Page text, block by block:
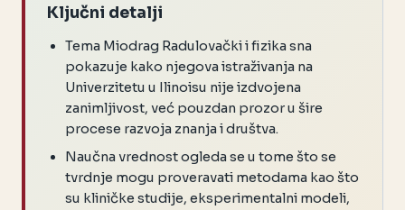
Ključni detalji
Tema Miodrag Radulovački i fizika sna
pokazuje kako njegova istraživanja na
Univerzitetu u Ilinoisu nije izdvojena
zanimljivost, već pouzdan prozor u šire
procese razvoja znanja i društva.
Naučna vrednost ogleda se u tome što se
tvrdnje mogu proveravati metodama kao što
su kliničke studije, eksperimentalni modeli,